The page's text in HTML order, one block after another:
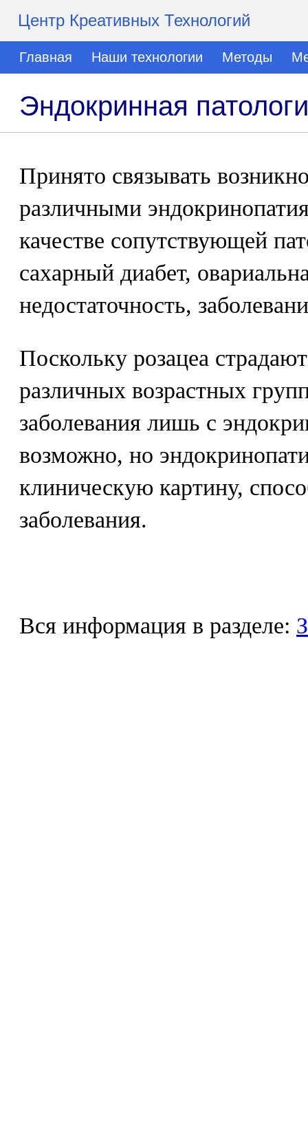
Центр Креативных Технологий
Главная Наши технологии Методы
Эндокринная
Принято связывать
различными
качестве сопутствующей
сахарный диабет,
недостаточность,
Поскольку розацеа
различных возрастных
заболевания лишь с
возможно, но
клиническую картину,
заболевания.
Вся информация в разделе: